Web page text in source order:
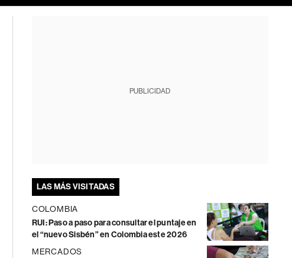
PUBLICIDAD
LAS MÁS VISITADAS
COLOMBIA
RUI: Paso a paso para consultar el puntaje en
el “nuevo Sisbén” en Colombia este 2026
MERCADOS